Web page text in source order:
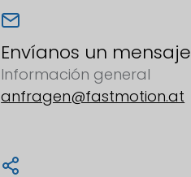
Envíanos un mensaje
Información general
anfragen@fastmotion.at